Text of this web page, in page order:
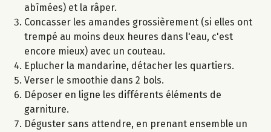
abîmées) et la râper.
Concasser les amandes grossièrement (si elles ont
trempé au moins deux heures dans l'eau, c'est
encore mieux) avec un couteau.
Eplucher la mandarine, détacher les quartiers.
Verser le smoothie dans 2 bols.
Déposer en ligne les différents éléments de
garniture.
Déguster sans attendre, en prenant ensemble un